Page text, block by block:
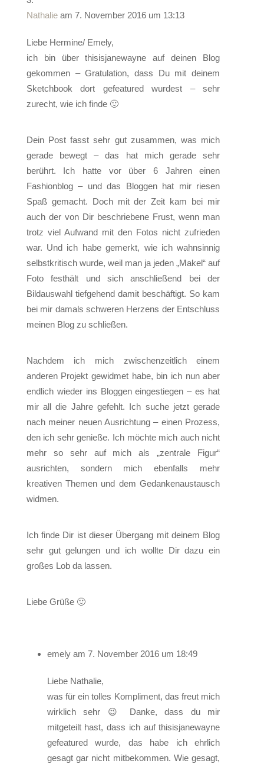
Nathalie am 7. November 2016 um 13:13
Liebe Hermine/ Emely,
ich bin über thisisjanewayne auf deinen Blog
gekommen – Gratulation, dass Du mit deinem
Sketchbook dort gefeatured wurdest – sehr
zurecht, wie ich finde 🙂
Dein Post fasst sehr gut zusammen, was mich
gerade bewegt – das hat mich gerade sehr
berührt. Ich hatte vor über 6 Jahren einen
Fashionblog – und das Bloggen hat mir riesen
Spaß gemacht. Doch mit der Zeit kam bei mir
auch der von Dir beschriebene Frust, wenn man
trotz viel Aufwand mit den Fotos nicht zufrieden
war. Und ich habe gemerkt, wie ich wahnsinnig
selbstkritisch wurde, weil man ja jeden „Makel“ auf
Foto festhält und sich anschließend bei der
Bildauswahl tiefgehend damit beschäftigt. So kam
bei mir damals schweren Herzens der Entschluss
meinen Blog zu schließen.
Nachdem ich mich zwischenzeitlich einem
anderen Projekt gewidmet habe, bin ich nun aber
endlich wieder ins Bloggen eingestiegen – es hat
mir all die Jahre gefehlt. Ich suche jetzt gerade
nach meiner neuen Ausrichtung – einen Prozess,
den ich sehr genieße. Ich möchte mich auch nicht
mehr so sehr auf mich als „zentrale Figur“
ausrichten, sondern mich ebenfalls mehr
kreativen Themen und dem Gedankenaustausch
widmen.
Ich finde Dir ist dieser Übergang mit deinem Blog
sehr gut gelungen und ich wollte Dir dazu ein
großes Lob da lassen.
Liebe Grüße 🙂
emely am 7. November 2016 um 18:49
Liebe Nathalie,
was für ein tolles Kompliment, das freut mich
wirklich sehr 😉 Danke, dass du mir
mitgeteilt hast, dass ich auf thisisjanewayne
gefeatured wurde, das habe ich ehrlich
gesagt gar nicht mitbekommen. Wie gesagt,